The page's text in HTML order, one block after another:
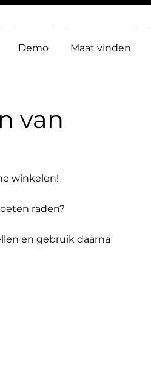
Demo Maat vinden
van
winkelen!
raden?
en gebruik daarna